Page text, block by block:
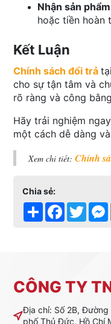
Nhận sản
hoặc tiền hoàn
Kết Luận
Chính sách đổi trả
cho sự tận tâm và
rõ ràng và công
Hãy trải nghiệm
một cách dễ dàng
Xem chi tiết: Chính
Chia sẻ:
Share Facebook
Twitter
CÔNG TY
Địa chỉ: Số 2B, Đường
phố Thủ Đức, Hồ Chí